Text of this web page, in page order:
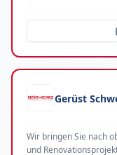
Gerüst
Wir bringen Sie nach
und